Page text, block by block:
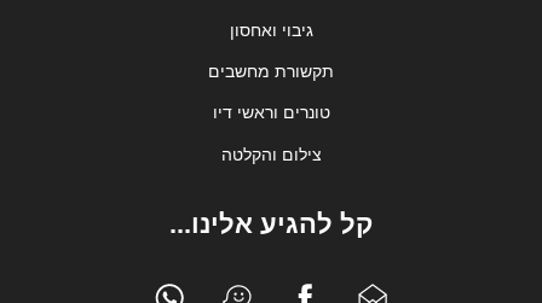
גיבוי ואחסון
תקשורת מחשבים
טונרים וראשי דיו
צילום והקלטה
קל להגיע אלינו...